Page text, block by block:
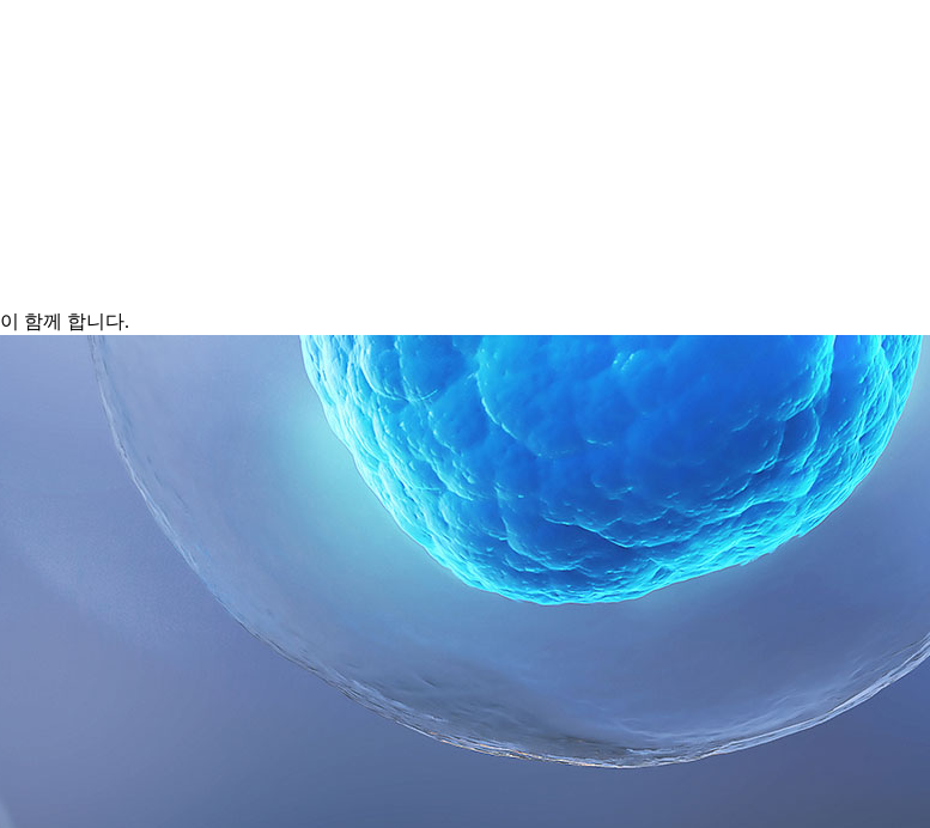
함께 합니다.